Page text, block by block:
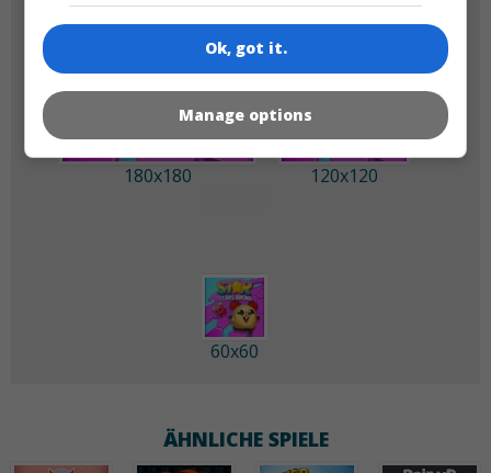
180x180 120x120
60x60
ÄHNLICHE SPIELE
Ok, got it.
Manage options